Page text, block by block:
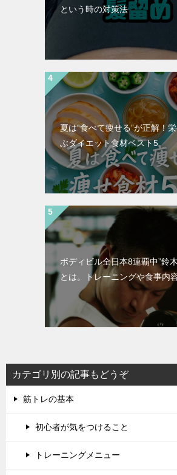
という時の対策法
夏は“食べて痩せる”が正解！
ぶダイエット食材ベスト5
ボディビル全日本8連覇中”鈴
とは。トレーニングや食事内
カテゴリ別の記事もどうぞ
筋トレの基本
初心者が気をつけること
トレーニングメニュー